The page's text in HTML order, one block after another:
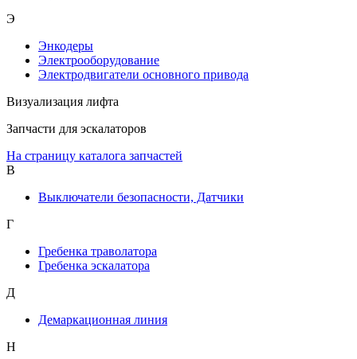
Э
Энкодеры
Электрооборудование
Электродвигатели основного привода
Визуализация лифта
Запчасти для эскалаторов
На страницу каталога запчастей
В
Выключатели безопасности, Датчики
Г
Гребенка траволатора
Гребенка эскалатора
Д
Демаркационная линия
Н